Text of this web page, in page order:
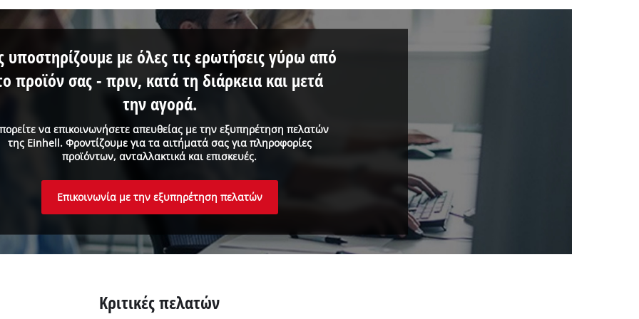
να επικοινωνήσετε απευθείας με την εξυπηρέτηση πελατών
της Einhell. Φροντίζουμε για τα αιτήματά σας για πληροφορίες
προϊόντων, ανταλλακτικά και επισκευές.
υποστηρίζουμε με όλες τις ερωτήσεις γύρω από
προϊόν σας - πριν, κατά τη διάρκεια και μετά
την αγορά.
Επικοινωνία με την εξυπηρέτηση πελατών
Κριτικές πελατών